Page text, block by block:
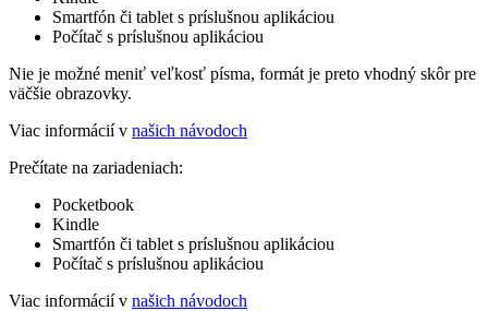
Smartfón či tablet s príslušnou aplikáciou
Počítač s príslušnou aplikáciou
Nie je možné meniť veľkosť písma, formát je preto vhodný skôr pre
väčšie obrazovky.
Viac informácií v našich návodoch
Prečítate na zariadeniach:
Pocketbook
Kindle
Smartfón či tablet s príslušnou aplikáciou
Počítač s príslušnou aplikáciou
Viac informácií v našich návodoch